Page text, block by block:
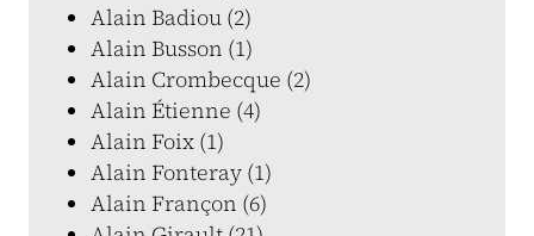
Alain Badiou (2)
Alain Busson (1)
Alain Crombecque (2)
Alain Étienne (4)
Alain Foix (1)
Alain Fonteray (1)
Alain Françon (6)